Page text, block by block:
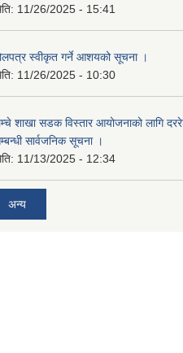
11/26/2025 - 15:41
स्वीकृत गर्ने आशयको सूचना ।
11/26/2025 - 10:30
शाखा सडक विस्तार आयोजनाको लागि
सार्वजनिक सूचना ।
11/13/2025 - 12:34
अन्य